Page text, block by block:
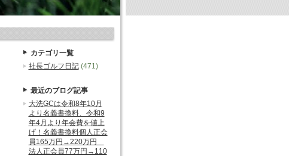
カテゴリ一覧
社長ゴルフ日記(471)
最近のブログ記事
大洗GCは令和8年10月
より名義書換料、令和9
年4月より年会費を値上
げ！名義書換料個人正会
員165万円→220万円
法人正会員77万円→110